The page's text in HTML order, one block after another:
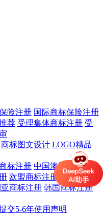
险注册 国际商标保险注册
荐 受理集体商标注册 受
商标图文设计 LOGO精品
标注册 中国澳门商标注册
欧盟商标注册
英国商标
商标注册 韩国商标注册
交5-6年使用声明